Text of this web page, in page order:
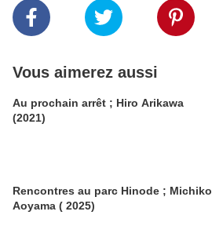
Vous aimerez aussi
Au prochain arrêt ; Hiro Arikawa
(2021)
Rencontres au parc Hinode ; Michiko
Aoyama ( 2025)